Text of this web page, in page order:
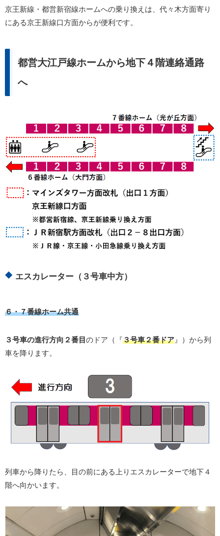
京王新線・都営新宿線ホームへの乗り換えは、代々木方面寄り
にある京王新線口方面からが便利です。
都営大江戸線ホームから地下４階連絡通路
へ
エスカレーター（３号車中方）
６・７番線ホーム共通
３号車の進行方向２番目 のドア（『３号車２番ドア』）から列
車を降ります。
列車から降りたら、目の前にある上りエスカレーターで地下４
階へ向かいます。